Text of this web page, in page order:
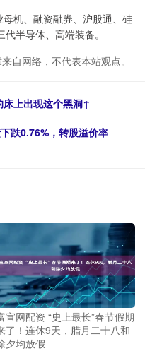
机、融资融券、沪股通、硅
半导体、高端装备。
自网络，不代表本站观点。
上出现这个黑洞↑
跌0.76%，转股溢价率
宣网配资 “史上最长”春节假期
了！连休9天，腊月二十八和
夕均放假